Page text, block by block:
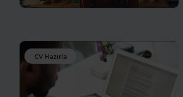
CV Hazırla